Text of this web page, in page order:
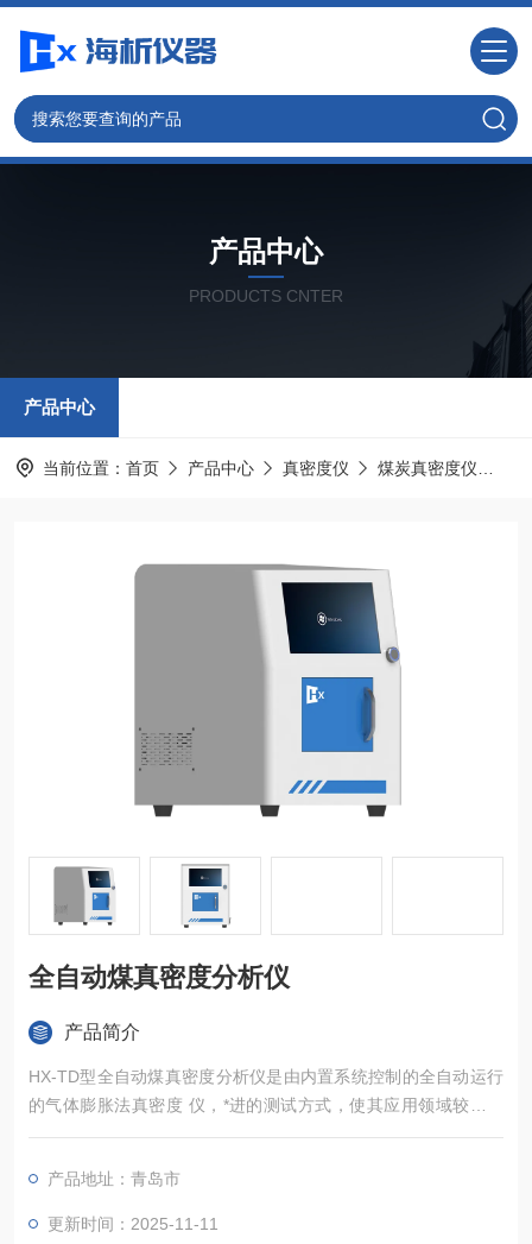
产品中心
PRODUCTS CNTER
产品中心
当前位置： 首页 产品中心 真密度仪 煤炭真密度仪
全自动煤真密度分析仪
产品简介
HX-TD型全自动煤真密度分析仪是由内置系统控制的全自动运行
的气体膨胀法真密度 仪，*进的测试方式，使其应用领域较同类
仪器更广，能准确测定粉体、块状固体、浆状物质、泡沫等多种
校、研究机构、企业的材料分析检测实验室，为食品安全、新能
源、新材料、环保 、矿产等行业的材料检测提供重要的科学依
产品地址：青岛市
更新时间：2025-11-11